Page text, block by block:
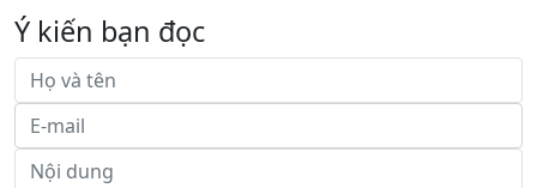
Ý kiến bạn đọc